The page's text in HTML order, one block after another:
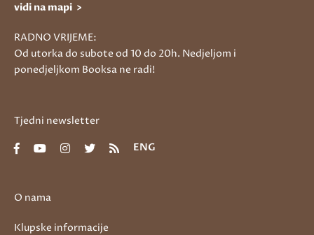
O nama
Klupske informacije
vidi na mapi >
RADNO VRIJEME:
Od utorka do subote od 10 do 20h. Nedjeljom i
ponedjeljkom Booksa ne radi!
Tjedni newsletter
ENG